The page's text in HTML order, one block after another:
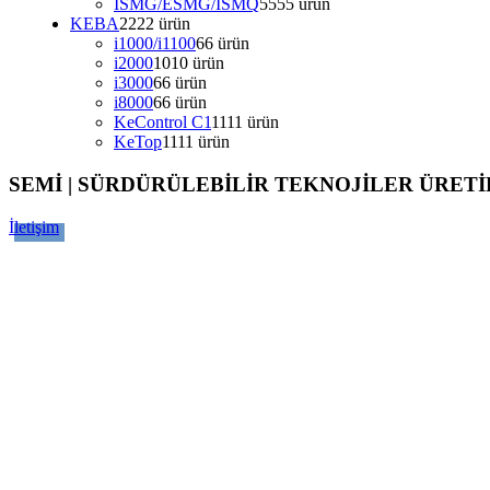
ISMG/ESMG/ISMQ5555 ürün
KEBA2222 ürün
i1000/i110066 ürün
i20001010 ürün
i300066 ürün
i800066 ürün
KeControl C11111 ürün
KeTop1111 ürün
SEMİ | SÜRDÜRÜLEBİLİR TEKNOJİLER
İletişim